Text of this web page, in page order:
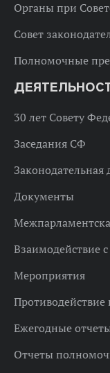
Органы при
Совет
Полномочные
30 лет Совету
Заседания СФ
Законодательная
Документы
Взаимодействие
Мероприятия
Ежегодные
Отчеты